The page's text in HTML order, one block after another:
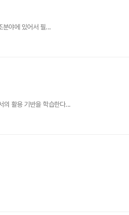
야에 있어서 필...
의 활용 기반을 학습한다...